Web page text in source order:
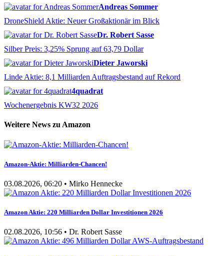
Andreas Sommer
DroneShield Aktie: Neuer Großaktionär im Blick
Dr. Robert Sasse
Silber Preis: 3,25% Sprung auf 63,79 Dollar
Dieter Jaworski
Linde Aktie: 8,1 Milliarden Auftragsbestand auf Rekord
4quadrat
Wochenergebnis KW32 2026
Weitere News zu Amazon
Amazon-Aktie: Milliarden-Chancen!
03.08.2026, 06:20 • Mirko Hennecke
Amazon Aktie: 220 Milliarden Dollar Investitionen 2026
02.08.2026, 10:56 • Dr. Robert Sasse